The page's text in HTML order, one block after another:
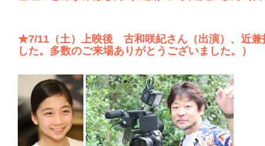
★7/11（土）上映後 古和咲紀さん（出演）、近兼
した。多数のご来場ありがとうございました。）